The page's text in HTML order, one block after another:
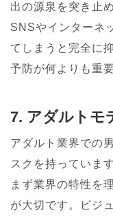
出の源泉を突き止
SNSやインターネ
てしまうと完全に
予防が何よりも重
7. アダルトモ
アダルト業界での
スクを持っていま
まず業界の特性を
が大切です。ビジ